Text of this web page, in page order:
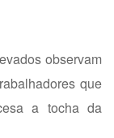
observam
que
a tocha da